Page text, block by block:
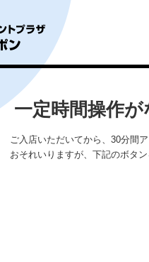
一定時間操作
ご入店いただいてから、30分間
おそれいりますが、下記のボタ